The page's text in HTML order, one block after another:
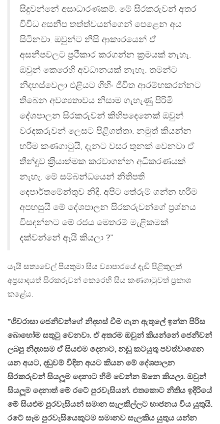
සිදුවන්නේ අසාධාරණකම්. මේ සිරකරුවන් අතර
විවිධ අසනීප තත්ත්වයන්ගෙන් පෙළෙන අය
සිටිනවා. ඔවුන්ට නිසි ආකාරයෙන් ඒ
අසනීපවලට ප‍්‍රථිකාර කරගන්න ක‍්‍රමයක් නැහැ.
ඔවුන් කෙරෙහි අවධානයක් නැහැ. තමන්ට
නිදහස්වෙලා එළියට ගිහිං ජිවිත ආරම්භකරන්නට
තිබෙන අවශ්‍යතාවය නිසාම ගැහැණු පිරිමි
දේශපාලන සිරකරුවන් කිහිපදෙනෙක් ඔවුන්
වරදකරුවන් ලෙසට පිළිගත්තා. නමුත් කියන්න
හරිම කණගාටුයි, දැනට වසර තුනක් වෙනවා ඒ
තීන්දුව ක‍්‍රියාත්මක කරවාගන්න අධිකරණයක්
නැහැ. මේ සම්බන්ධයෙන් නීතිපති
දෙපාර්තමේන්තුව නිදි. අපිට තේරුම් ගන්න හරිම
අපහසුයි මේ දේශපාලන සිරකරුවන්ගේ ප‍්‍රශ්නය
විසඳන්නට මේ රජය මෙතරම් මැළිකමක්
දක්වන්නේ ඇයි කියලා ?”
යැයි සත්‍යවේල් පියතුමා සිය ව්‍යාපාරයේ දැඩි පිළිකුලත්
අප‍්‍රසාදයත් සිරකරුවන් කෙරෙහි සිය කණගාටුවත් ප‍්‍රකාශ
කළේය.
”ශිවරාසා ජෙනීවන්ගේ නිදහස් වීම ගැන ඇතුලේ ඉන්න පිරිස
බොහෝම සතුටු වෙනවා. ඒ අතරම ඔවුන් කියන්නේ ජෙනීවන්
ලබපු නිදහසම ඒ සියළුම දෙනාට, නඩු කටයුතු පවත්වාගෙන
යන අයට, දඬුවම් විඳින අයට කියන මේ දේශපාලන
සිරකරුවන් සියලූම දෙනාට හිමි වෙන්න ඕනෙ කියලා. ඔවුන්
සියලූම දෙනාත් මේ රටේ පුරවැසියන්. එතකොට නීතිය ඉදිරියේ
මේ සියළුම පුරවැසියන් සමාන සැලකිල්ලට භාජනය විය යුතුයි.
රටේ සෑම පුරවැසියෙකුටම සමානව සැලකිය යුතුය යන්න